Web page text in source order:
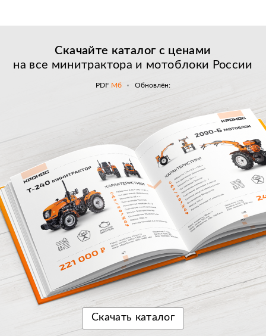
Скачайте каталог с ценами
на все минитрактора и мотоблоки России
PDF Мб Обновлён:
Скачать каталог